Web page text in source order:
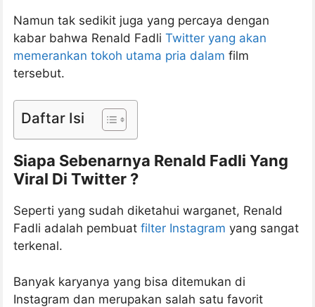
Namun tak sedikit juga yang percaya dengan
kabar bahwa Renald Fadli Twitter yang akan
memerankan tokoh utama pria dalam film
tersebut.
Daftar Isi
Siapa Sebenarnya Renald Fadli Yang
Viral Di Twitter ?
Seperti yang sudah diketahui warganet, Renald
Fadli adalah pembuat filter Instagram yang sangat
terkenal.
Banyak karyanya yang bisa ditemukan di
Instagram dan merupakan salah satu favorit